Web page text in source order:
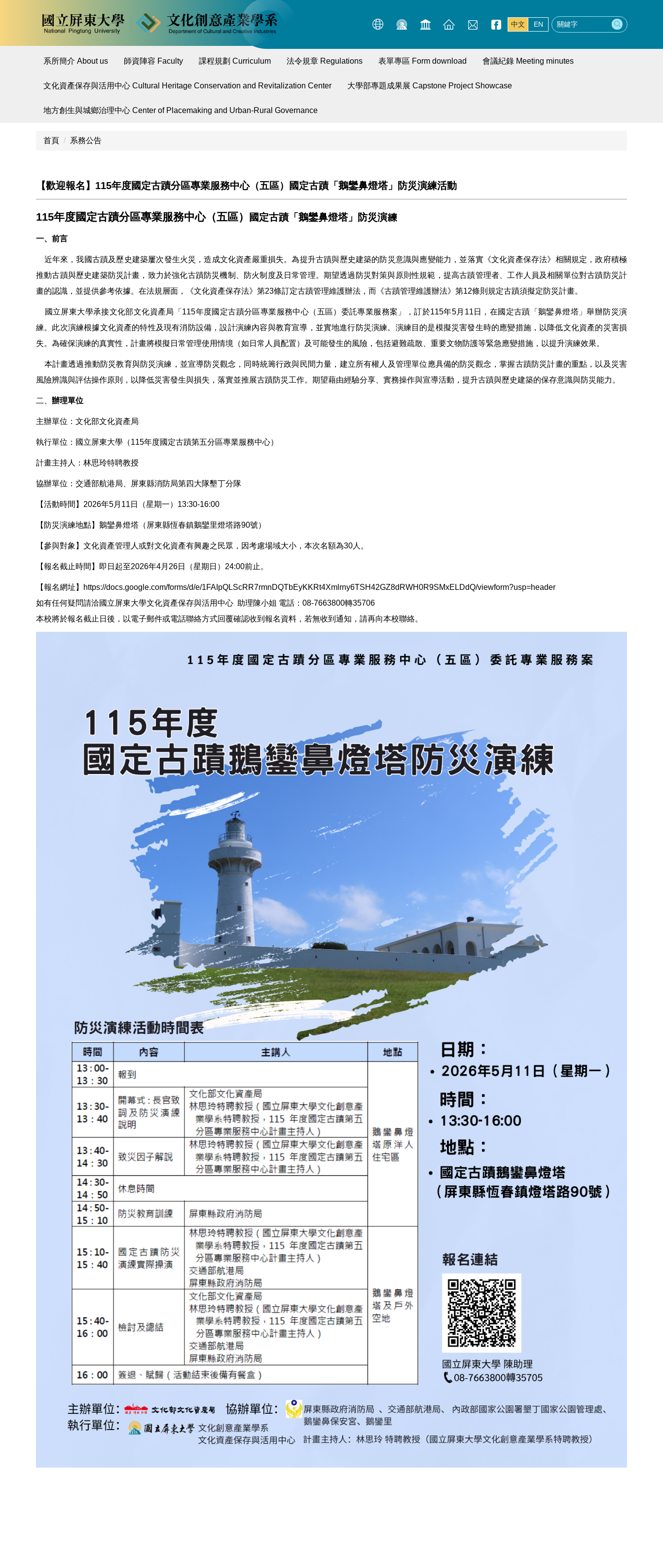
中文 EN
系所簡介 About us 師資陣容 Faculty 課程規劃 Curriculum 法令規章 Regulations 表單專區 Form download 會議紀錄 Meeting minutes
文化資產保存與活用中心 Cultural Heritage Conservation and Revitalization Center 大學部專題成果展 Capstone Project Showcase
地方創生與城鄉治理中心 Center of Placemaking and Urban-Rural Governance
首頁 系務公告
【歡迎報名】115年度國定古蹟分區專業服務中心（五區）國定古蹟「鵝鑾鼻燈塔」防災演練活動
115年度國定古蹟分區專業服務中心（五區） 國定古蹟「鵝鑾鼻燈塔」防災演練
一、 前言
近年來，我國古蹟及歷史建築屢次發生火災，造成文化資產嚴重損失。為提升古蹟與歷史建築的防災意識與應變能力，並落實《文化資產保存法》相關規定，政府積極
推動古蹟與歷史建築防災計畫，致力於強化古蹟防災機制、防火制度及日常管理。期望透過防災對策與原則性規範，提高古蹟管理者、工作人員及相關單位對古蹟防災計
畫的認識，並提供參考依據。在法規層面，《文化資產保存法》第23條訂定古蹟管理維護辦法，而《古蹟管理維護辦法》第12條則規定古蹟須擬定防災計畫。
國立屏東大學承接文化部文化資產局「115年度國定古蹟分區專業服務中心（五區）委託專業服務案」，訂於115年5月11日，在國定古蹟「鵝鑾鼻燈塔」舉辦防災演
練。此次演練根據文化資產的特性及現有消防設備，設計演練內容與教育宣導，並實地進行防災演練。演練目的是模擬災害發生時的應變措施，以降低文化資產的災害損
失。為確保演練的真實性，計畫將模擬日常管理使用情境（如日常人員配置）及可能發生的風險，包括避難疏散、重要文物防護等緊急應變措施，以提升演練效果。
本計畫透過推動防災教育與防災演練，並宣導防災觀念，同時統籌行政與民間力量，建立所有權人及管理單位應具備的防災觀念，掌握古蹟防災計畫的重點，以及災害
風險辨識與評估操作原則，以降低災害發生與損失，落實並推展古蹟防災工作。期望藉由經驗分享、實務操作與宣導活動，提升古蹟與歷史建築的保存意識與防災能力。
二、 辦理單位
主辦單位：文化部文化資產局
執行單位：國立屏東大學（115年度國定古蹟第五分區專業服務中心）
計畫主持人：林思玲特聘教授
協辦單位：交通部航港局 、屏東縣消防局第四大隊墾丁分隊
【活動時間】 2026年5月11 日（星期一）13:30-16:00
【防災演練地點】 鵝鑾鼻燈塔（屏東縣恆春鎮鵝鑾里燈塔路90號）
【參與對象】 文化資產管理人或對文化資產有興趣之民眾，因考慮場域大小，本次名額為30人。
【報名截止時間 】 即日起至2026年4月26日（星期日）24:00前止。
【報名網址】
https://docs.google.com/forms/d/e/1FAIpQLScRR7rmnDQTbEyKKRt4Xmlrny6TSH42GZ8dRWH0R9SMxELDdQ/viewform?usp=header
如有任何疑問請洽國立屏東大學文化資產保存與活用中心 助理陳小姐 電話：08-7663800轉35706
本校將於報名截止日後，以電子郵件或電話聯絡方式回覆確認收到報名資料，若無收到通知，請再向本校聯絡。